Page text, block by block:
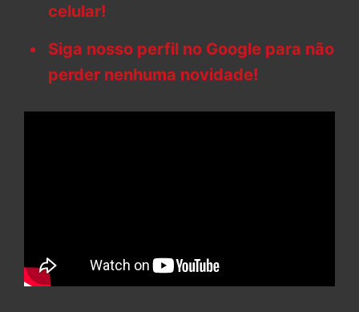
celular!
Siga nosso perfil no Google para não
perder nenhuma novidade!